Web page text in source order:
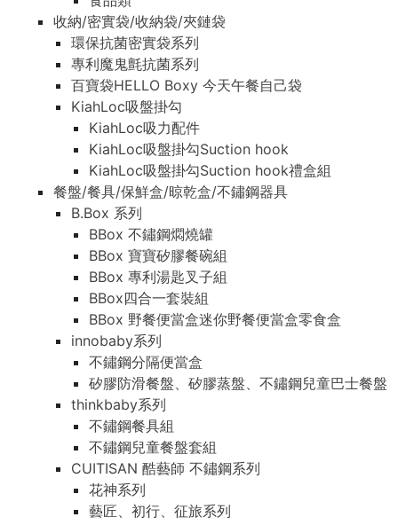
收納/密實袋/收納袋/夾鏈袋
環保抗菌密實袋系列
專利魔鬼氈抗菌系列
百寶袋HELLO Boxy 今天午餐自己袋
KiahLoc吸盤掛勾
KiahLoc吸力配件
KiahLoc吸盤掛勾Suction hook
KiahLoc吸盤掛勾Suction hook禮盒組
餐盤/餐具/保鮮盒/晾乾盒/不鏽鋼器具
B.Box 系列
BBox 不鏽鋼燜燒罐
BBox 寶寶矽膠餐碗組
BBox 專利湯匙叉子組
BBox四合一套裝組
BBox 野餐便當盒迷你野餐便當盒零食盒
innobaby系列
不鏽鋼分隔便當盒
矽膠防滑餐盤、矽膠蒸盤、不鏽鋼兒童巴士餐盤
thinkbaby系列
不鏽鋼餐具組
不鏽鋼兒童餐盤套組
CUITISAN 酷藝師 不鏽鋼系列
花神系列
藝匠、初行、征旅系列